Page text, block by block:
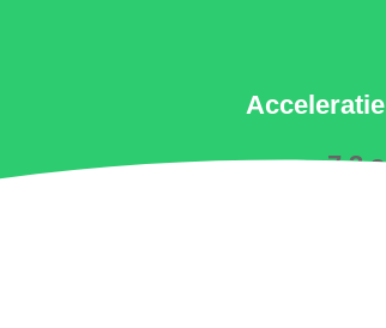
Acceleratie
7.3 s